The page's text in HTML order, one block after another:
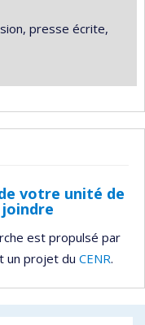
presse écrite,
votre unité de
joindre
est propulsé par
un projet du CENR.